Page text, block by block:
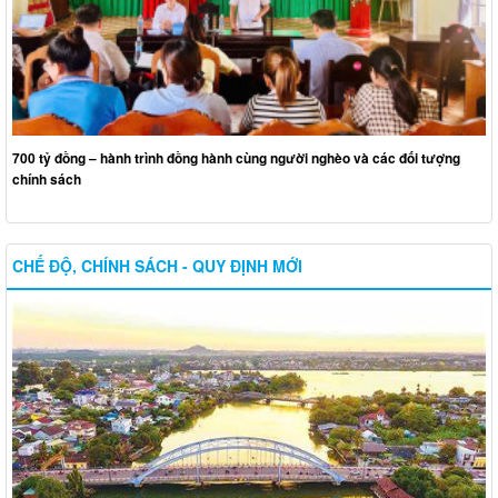
700 tỷ đồng – hành trình đồng hành cùng người nghèo và các đối tượng
chính sách
CHẾ ĐỘ, CHÍNH SÁCH - QUY ĐỊNH MỚI